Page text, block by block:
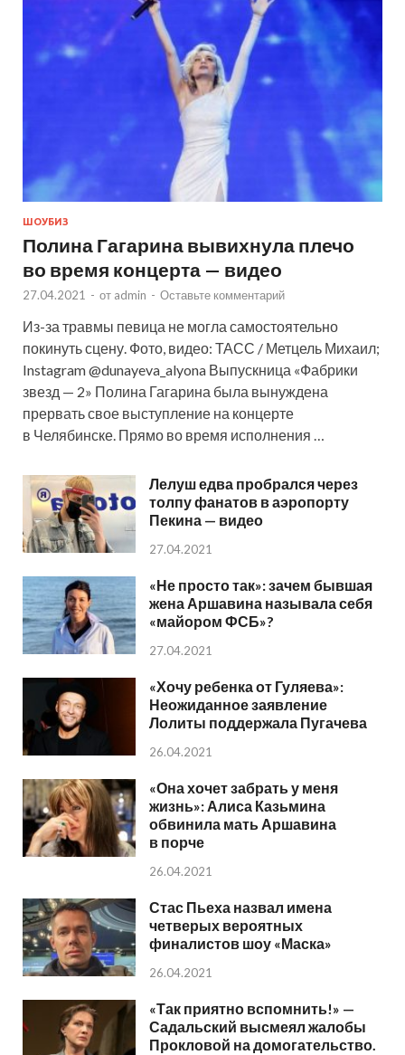
ШОУБИЗ
Полина Гагарина вывихнула плечо
во время концерта — видео
27.04.2021 - от admin - Оставьте комментарий
Из-за травмы певица не могла самостоятельно
покинуть сцену. Фото, видео: ТАСС / Метцель Михаил;
Instagram @dunayeva_alyona Выпускница «Фабрики
звезд — 2» Полина Гагарина была вынуждена
прервать свое выступление на концерте
в Челябинске. Прямо во время исполнения …
Лелуш едва пробрался через
толпу фанатов в аэропорту
Пекина — видео
27.04.2021
«Не просто так»: зачем бывшая
жена Аршавина называла себя
«майором ФСБ»?
27.04.2021
«Хочу ребенка от Гуляева»:
Неожиданное заявление
Лолиты поддержала Пугачева
26.04.2021
«Она хочет забрать у меня
жизнь»: Алиса Казьмина
обвинила мать Аршавина
в порче
26.04.2021
Стас Пьеха назвал имена
четверых вероятных
финалистов шоу «Маска»
26.04.2021
«Так приятно вспомнить!» —
Садальский высмеял жалобы
Прокловой на домогательство.